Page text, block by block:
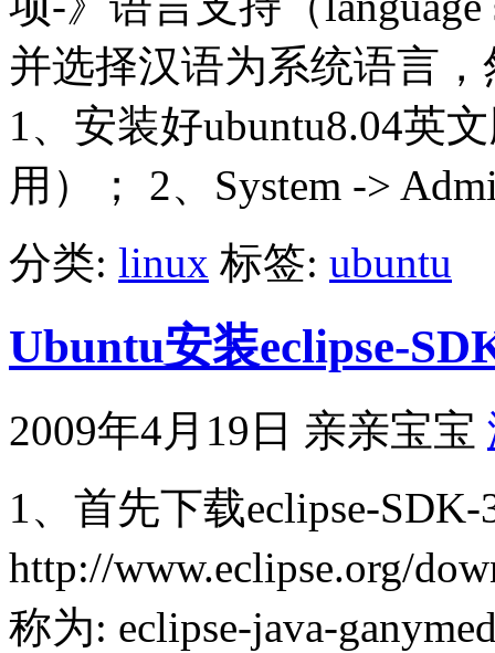
并选择汉语为系统语言
1、安装好ubuntu8.04英
用）； 2、System ->
分类: linux 标签: ubuntu
Ubuntu安装eclipse-
2009年4月19日 亲亲宝宝
1、首先下载eclipse-
http://www.eclipse.org/
称为: eclipse-java-